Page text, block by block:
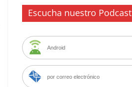
Escucha nuestro Podcast
Android
por correo electrónico